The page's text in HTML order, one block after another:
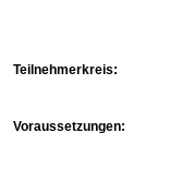
Teilnehmerkreis:
Voraussetzungen: